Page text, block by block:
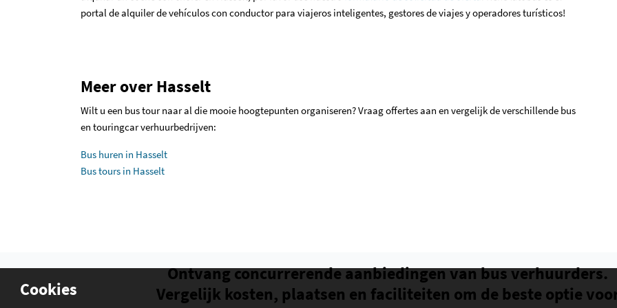
Cookies
portal de alquiler de vehículos con conductor para viajeros inteligentes, gestores de viajes y operadores turísticos!
Meer over Hasselt
Wilt u een bus tour naar al die mooie hoogtepunten organiseren? Vraag offertes aan en vergelijk de verschillende bus
en touringcar verhuurbedrijven:
Bus huren in Hasselt
Bus tours in Hasselt
Ontvang concurrerende aanbiedingen van bus verhuurders.
Vergelijk kosten, plaatsen en faciliteiten om de beste optie